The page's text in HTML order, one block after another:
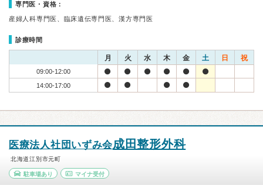
専門医・資格：
産婦人科専門医、臨床遺伝専門医、漢方専門医
診療時間
月 火 水 木 金 土 日 祝
09:00-12:00
14:00-17:00
医療法人社団いずみ会成田整形外科
北海道江別市元町
駐車場あり マイナ受付